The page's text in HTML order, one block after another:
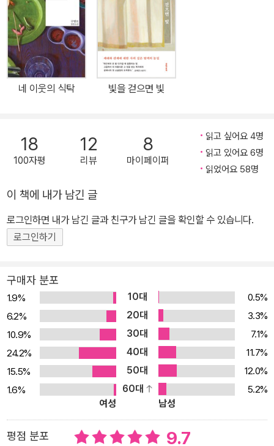
나는 성취를 우선적으로 선정했다. 하지만 앞으로 세대와 장르 등 범
위를 확대하면서 21세기 한국문학의 정전을 완성하고, 한국문학의 특
수성을 세계문학의 보편성과 접목시키는 매개 역할을 수행해나갈 것
이다. 문학동네 한국문학전집 005 김주영 장편소설 홍어 문학동네
한국문학전집 제5권은 우리 시대 대표적인 이야기꾼 김주영의 장편
소설 『홍어』(1998)로, 주로 선이 굵고 역사성이 짙은 작품을 통해 당
작품이다. 1997년 『작가세계』에 발표되었을 당시 문단으로부터 본
격소설의 미학을 보여준다는 찬사를 받았다. 폭설로 고립된 산골 마
을에서 가족을 떠난 아버지를 기다리는 열세 살의 소년을 화자로 내
은 아름다움을 보여준다. 작가가 이순(耳順)에 다다라 인생을 반추
하듯 써내려간 『홍어』는 열세 살 소년 세영의 성장소설로 읽을 수 있
다. 세영은 유부녀와 통정(通情)한 뒤 사라져버린 아버지를 기다리
런 소식도 들려오지 않고 홍어는 먼지와 그을음을 뒤집어쓴 채 말라
갈 뿐이다. 세영은 정초마다 어머니가 만들어준 가오리연을 날리며
날개를 달고 자유롭게 비상(飛上)하는 몽상에 빠져든다. 이 세상 어
딘가를 떠돌고 있을 아버지에 대한 그리움과 동경 때문이다. 어느 날
한 여자가 아버지가 바깥에서 낳은 아이를 등에 업고 나타나고 어머
니는 이를 아버지가 돌아올 것이라는 소식으로 받아들이며 말없이 아
이를 거둔다. 그러나 아버지가 돌아온 이튿날 어머니는 아침 눈밭에
발자국만을 남긴 채 사라져버린다. “깊은 바닷속을 헤엄치며 사는 큰
새”인 홍어, 가오리연의 날개 등과 같이 비상하는 이미지들과 떠남과
머묾의 상징들이 정교하게 짜여 깊이와 무게를 더하는 이 소설에 대
네 이웃의 식탁 빛을 걷으면 빛
18
100자평
12
리뷰
8
마이페이퍼
읽고 싶어요 4명
읽고 있어요 6명
읽었어요 58명
이 책에 내가 남긴 글
로그인하면 내가 남긴 글과 친구가 남긴 글을 확인할 수 있습니다.
로그인하기
구매자 분포
1.9% 10대
0.5%
6.2%
20대
3.3%
10.9%
30대
7.1%
24.2%
40대
11.7%
15.5%
50대
12.0%
1.6%
60대
5.2%
여성
남성
평점 분포 9.7